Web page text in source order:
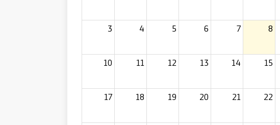
3 4 5 6 7 8
10 11 12 13 14 15
17 18 19 20 21 22